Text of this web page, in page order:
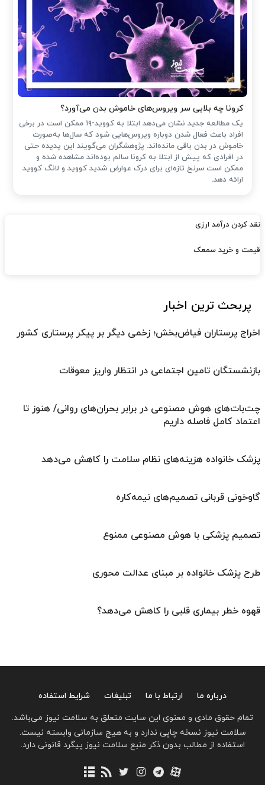
کرونا چه بلایی سر ویروس‌های خاموش بدن می‌آورد؟
یک مطالعه جدید نشان می‌دهد ابتلا به کووید-۱۹ ممکن است در برخی
افراد باعث فعال شدن دوباره ویروس‌هایی شود که سال‌ها به‌صورت
خاموش در بدن باقی مانده‌اند. پژوهشگران می‌گویند این پدیده حتی
در افرادی که پیش از ابتلا به کرونا سالم بوده‌اند مشاهده شده و
ممکن است سرنخ تازه‌ای برای درک عوارض شدید کووید و لانگ کووید
ارائه دهد.
نقد کردن درآمد ارزی
قیمت و خرید سمعک
پربحث ترین اخبار
اخراج پرستاران فیاض‌بخش؛ زخمی دیگر بر پیکر پرستاری کشور
بازنشستگان تامین اجتماعی در انتظار واریز معوقات
چت‌بات‌های هوش مصنوعی در برابر بحران‌های روانی/ هنوز تا
اعتماد کامل فاصله داریم
پزشک خانواده هزینه‌های نظام سلامت را کاهش می‌دهد
گاوخونی قربانی تصمیم‌های نیمه‌کاره
تصمیم پزشکی با هوش مصنوعی ممنوع
طرح پزشک خانواده بر مبنای عدالت محوری
قهوه خطر بیماری قلبی را کاهش می‌دهد؟
درباره ما ارتباط با ما تبلیغات
شرایط استفاده
تمام حقوق مادی و معنوی این سایت متعلق به سلامت نیوز می‌باشد.
سلامت نیوز نسخه چاپی ندارد و به هیچ سازمانی وابسته نیست.
استفاده از مطالب بدون ذکر منبع سلامت نیوز پیگرد قانونی دارد.